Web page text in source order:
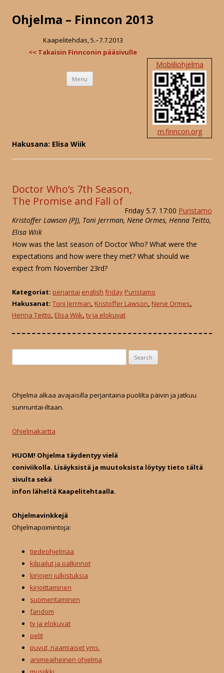
Ohjelma – Finncon 2013
Kaapelitehdas, 5.–7.7.2013
<< Takaisin Finnconin pääsivulle
Mobiiliohjelma
m.finncon.org
Menu Skip
content
Hakusana: Elisa Wiik
Doctor Who’s 7th Season,
The Promise and Fall of
Friday 5.7. 17:00 Puristamo
Kristoffer Lawson (PJ), Toni Jerrman, Nene Ormes, Henna Teitto,
Elisa Wiik
How was the last season of Doctor Who? What were the
expectations and how were they met? What should we
expect from November 23rd?
Kategoriat: perjantai english friday Puristamo
Hakusanat: Toni Jerrman, Kristoffer Lawson, Nene Ormes,
Henna Teitto, Elisa Wiik, tv ja elokuvat
e
r
f
r
Ohjelma alkaa avajaisilla perjantaina puolilta päivin ja jatkuu
sunnuntai-iltaan.
Ohjelmakartta
HUOM! Ohjelma täydentyy vielä
coniviikolla. Lisäyksistä ja muutoksista löytyy tieto tältä
sivulta sekä
infon läheltä Kaapelitehtaalla.
Ohjelmavinkkejä
Ohjelmapoimintoja:
tiedeohjelmaa
kilpailut ja palkinnot
kirjojen julkistuksia
kirjoittaminen
suomentaminen
fandom
tv ja elokuvat
pelit
puvut, naamiaiset yms.
animeaiheinen ohjelma